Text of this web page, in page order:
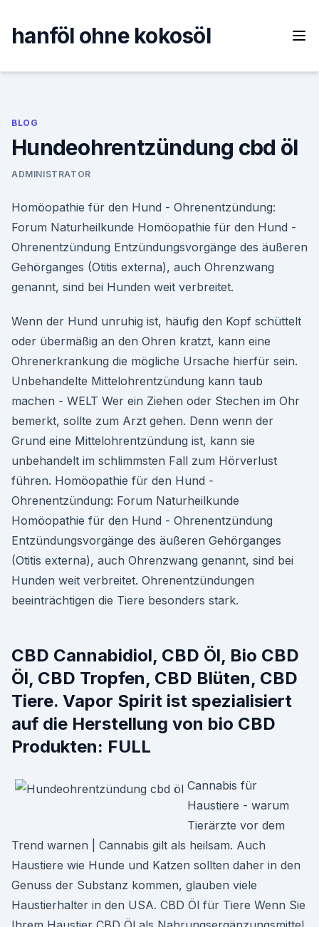
content
hanföl ohne kokosöl
BLOG
Hundeohrentzündung cbd öl
ADMINISTRATOR
Homöopathie für den Hund - Ohrenentzündung:
Forum Naturheilkunde Homöopathie für den Hund -
Ohrenentzündung Entzündungsvorgänge des äußeren
Gehörganges (Otitis externa), auch Ohrenzwang
genannt, sind bei Hunden weit verbreitet.
Wenn der Hund unruhig ist, häufig den Kopf schüttelt
oder übermäßig an den Ohren kratzt, kann eine
Ohrenerkrankung die mögliche Ursache hierfür sein.
Unbehandelte Mittelohrentzündung kann taub
machen - WELT Wer ein Ziehen oder Stechen im Ohr
bemerkt, sollte zum Arzt gehen. Denn wenn der
Grund eine Mittelohrentzündung ist, kann sie
unbehandelt im schlimmsten Fall zum Hörverlust
führen. Homöopathie für den Hund -
Ohrenentzündung: Forum Naturheilkunde
Homöopathie für den Hund - Ohrenentzündung
Entzündungsvorgänge des äußeren Gehörganges
(Otitis externa), auch Ohrenzwang genannt, sind bei
Hunden weit verbreitet. Ohrenentzündungen
beeinträchtigen die Tiere besonders stark.
CBD Cannabidiol, CBD Öl, Bio CBD
Öl, CBD Tropfen, CBD Blüten, CBD
Tiere. Vapor Spirit ist spezialisiert
auf die Herstellung von bio CBD
Produkten: FULL
Cannabis für
Haustiere - warum
Tierärzte vor dem
Trend warnen | Cannabis gilt als heilsam. Auch
Haustiere wie Hunde und Katzen sollten daher in den
Genuss der Substanz kommen, glauben viele
Haustierhalter in den USA. CBD Öl für Tiere Wenn Sie